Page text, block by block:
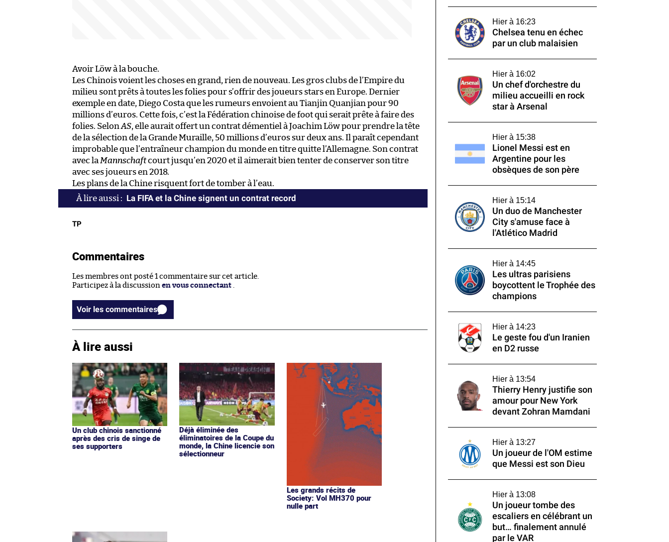
Avoir Löw à la bouche.
Les Chinois voient les choses en grand, rien de nouveau. Les gros clubs de l’Empire du
milieu sont prêts à toutes les folies pour s’offrir des joueurs stars en Europe. Dernier
exemple en date, Diego Costa que les rumeurs envoient au Tianjin Quanjian pour 90
millions d’euros. Cette fois, c’est la Fédération chinoise de foot qui serait prête à faire des
folies. Selon AS, elle aurait offert un contrat démentiel à Joachim Löw pour prendre la tête
de la sélection de la Grande Muraille, 50 millions d’euros sur deux ans. Il paraît cependant
improbable que l’entraîneur champion du monde en titre quitte l’Allemagne. Son contrat
avec la Mannschaftcourt jusqu’en 2020 et il aimerait bien tenter de conserver son titre
avec ses joueurs en 2018.
Les plans de la Chine risquent fort de tomber à l’eau.
La FIFA et la Chine signent un contrat record
TP
Commentaires
Les membres ont posté 1 commentaire sur cet article.
Participez à la discussion en vous connectant .
Voir les commentaires
À lire aussi
Un club chinois sanctionné
après des cris de singe de
ses supporters
Déjà éliminée des
éliminatoires de la Coupe du
monde, la Chine licencie son
sélectionneur
Les grands récits de
Society: Vol MH370 pour
nulle part
Hier à 16:23
Chelsea tenu en échec
par un club malaisien
Hier à 16:02
Un chef d'orchestre du
milieu accueilli en rock
star à Arsenal
Hier à 15:38
Lionel Messi est en
Argentine pour les
obsèques de son père
Hier à 15:14
Un duo de Manchester
City s'amuse face à
l'Atlético Madrid
Hier à 14:45
Les ultras parisiens
boycottent le Trophée des
champions
Hier à 14:23
Le geste fou d'un Iranien
en D2 russe
Hier à 13:54
Thierry Henry justifie son
amour pour New York
devant Zohran Mamdani
Hier à 13:27
Un joueur de l'OM estime
que Messi est son Dieu
Hier à 13:08
Un joueur tombe des
escaliers en célébrant un
but… finalement annulé
par le VAR